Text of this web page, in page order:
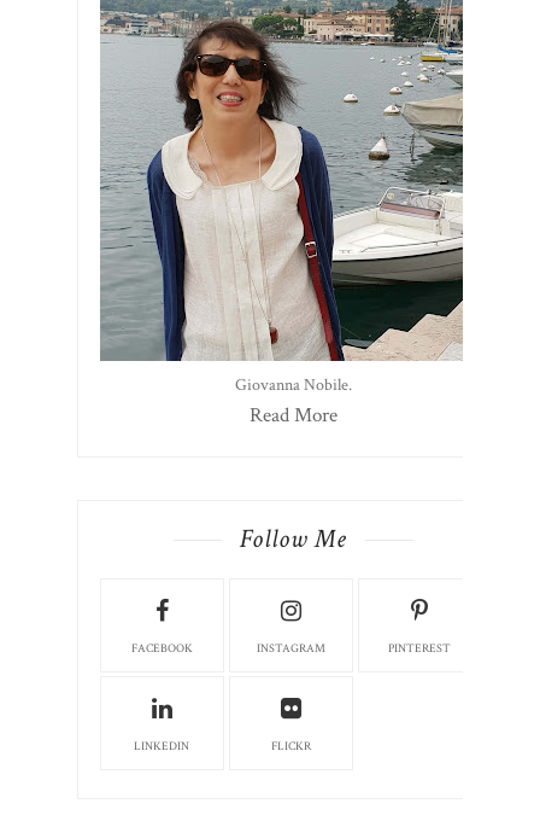
Giovanna Nobile.
Read More
Follow Me
FACEBOOK INSTAGRAM PINTEREST
LINKEDIN FLICKR